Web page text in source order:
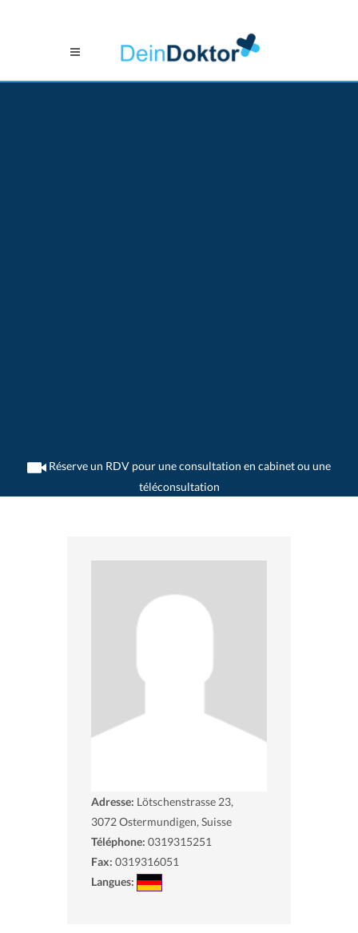
Réserve un RDV pour une consultation en cabinet ou une
téléconsultation
>Rhumatologues>Ostermundigen>Dr. Stefan Oertle>Rendez-vous avec Dr.
Adresse: Lötschenstrasse 23,
3072Ostermundigen, Suisse
Téléphone: 0319315251
Fax: 0319316051
Langues: